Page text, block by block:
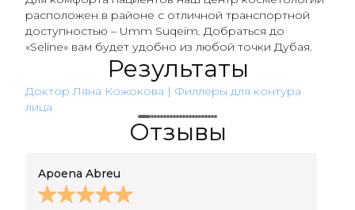
расположен в районе с отличной транспортной
доступностью – Umm Suqeim. Добраться до
«Seline» вам будет удобно из любой точки Дубая.
Результаты
Доктор Ляна Кожокова | Филлеры для контура
лица
Отзывы
Apoena Abreu